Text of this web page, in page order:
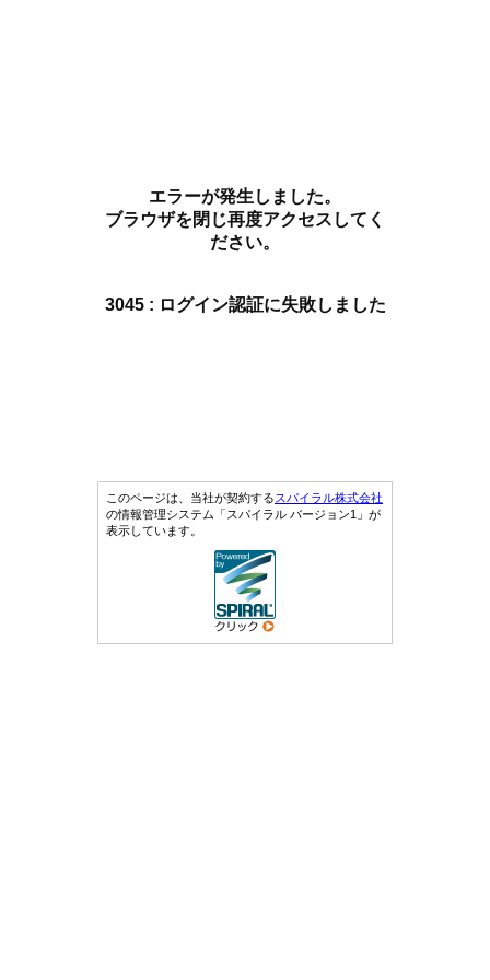
エラーが発生しました。
ブラウザを閉じ再度アクセスしてく
ださい。
3045 : ログイン認証に失敗しました
このページは、当社が契約するスパイラル株式会社
の情報管理システム「スパイラル バージョン1」が
表示しています。